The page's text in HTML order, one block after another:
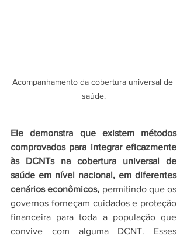
Acompanhamento da cobertura universal de
saúde.
Ele demonstra que existem métodos
comprovados para integrar eficazmente
às DCNTs na cobertura universal de
saúde em nível nacional, em diferentes
cenários econômicos, permitindo que os
governos forneçam cuidados e proteção
financeira para toda a população que
convive com alguma DCNT. Esses